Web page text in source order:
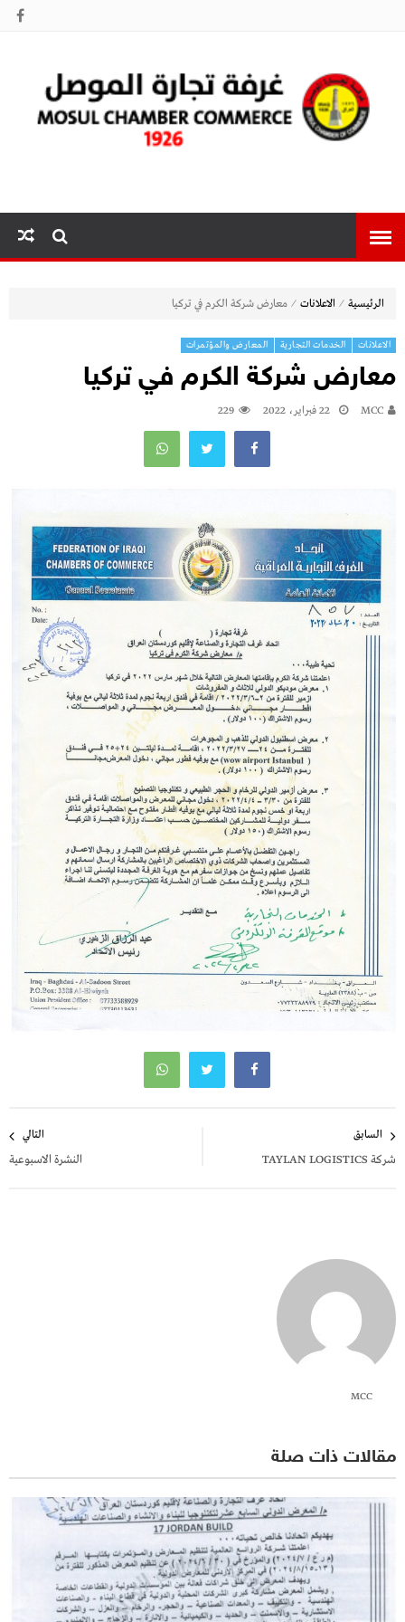
الموصل
الرئيسية ⁄ الاعلانات ⁄ معارض شركة الكرم في تركيا
الاعلانات الخدمات التجارية المعارض والمؤتمرات
معارض شركة الكرم في تركيا
MCC 22 فبراير، 2022 229
المقالات
السابق
شركة TAYLAN LOGISTICS
التالي
النشرة الاسبوعية
MCC
مقالات ذات صلة